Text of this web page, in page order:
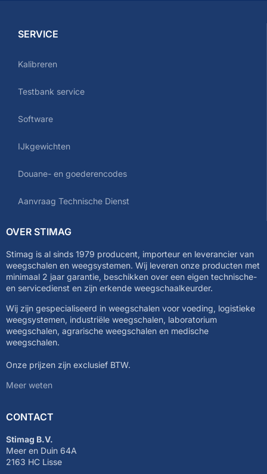
SERVICE
Kalibreren
Testbank service
Software
IJkgewichten
Douane- en goederencodes
Aanvraag Technische Dienst
OVER STIMAG
Stimag is al sinds 1979 producent, importeur en leverancier van
weegschalen en weegsystemen. Wij leveren onze producten met
minimaal 2 jaar garantie, beschikken over een eigen technische-
en servicedienst en zijn erkende weegschaalkeurder.
Wij zijn gespecialiseerd in weegschalen voor voeding, logistieke
weegsystemen, industriële weegschalen, laboratorium
weegschalen, agrarische weegschalen en medische
weegschalen.
Onze prijzen zijn exclusief BTW.
Meer weten
CONTACT
Stimag B.V.
Meer en Duin 64A
2163 HC Lisse